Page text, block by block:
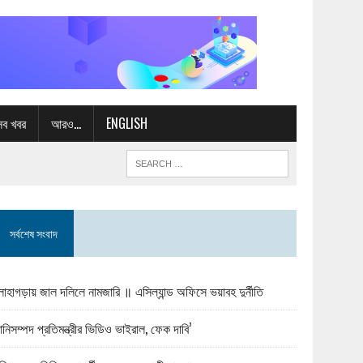
খবর আরও… ENGLISH
সর্বশেষ সংবাদ
জাল দলিলে নামজারি ॥ এসিল্যান্ড অফিসে ভয়াবহ দুর্নীতি
প্রতিমন্ত্রীর ভিডিও ভাইরাল, ফেক দাবি’